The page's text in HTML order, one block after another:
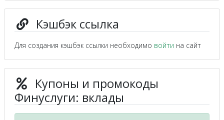
Кэшбэк ссылка
Для создания кэшбэк ссылки необходимо войти на сайт
Купоны и промокоды
Финуслуги: вклады